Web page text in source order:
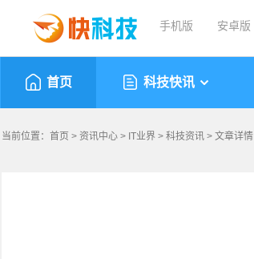
手机版 安卓版
首页 科技快讯
当前位置： 首页 > 资讯中心 > IT业界 > 科技资讯 > 文章详情